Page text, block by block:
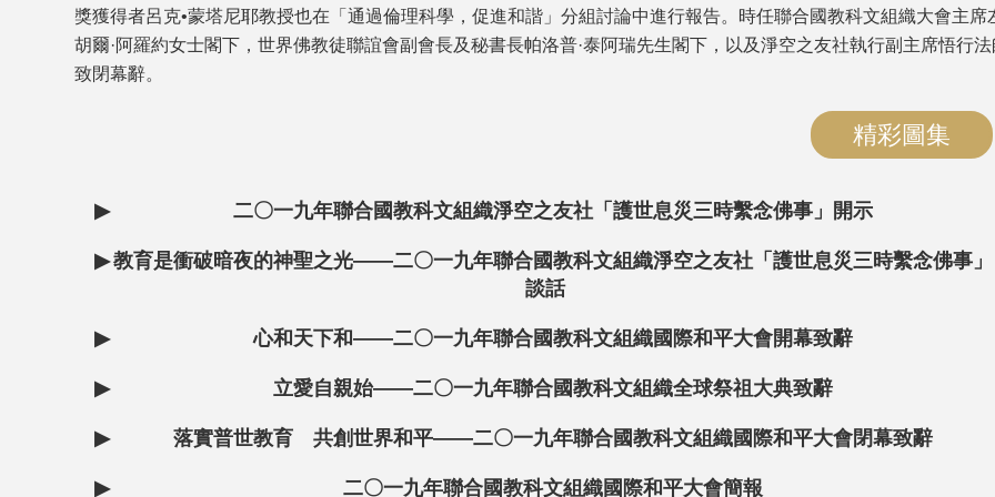
獎獲得者呂克•蒙塔尼耶教授也在「通過倫理科學，促進和諧」分組討論中進行報告。時任聯合國教科文組織大會主席
胡爾·阿羅約女士閣下，世界佛教徒聯誼會副會長及秘書長帕洛普·泰阿瑞先生閣下，以及淨空之友社執行副主席悟行
致閉幕辭。
精彩圖集
▶ 二〇一九年聯合國教科文組織淨空之友社「護世息災三時繫念佛事」開示
▶教育是衝破暗夜的神聖之光——二〇一九年聯合國教科文組織淨空之友社「護世息災三時繫念佛事」
談話
▶ 心和天下和——二〇一九年聯合國教科文組織國際和平大會開幕致辭
▶ 立愛自親始——二〇一九年聯合國教科文組織全球祭祖大典致辭
▶ 落實普世教育 共創世界和平——二〇一九年聯合國教科文組織國際和平大會閉幕致辭
▶ 二〇一九年聯合國教科文組織國際和平大會簡報